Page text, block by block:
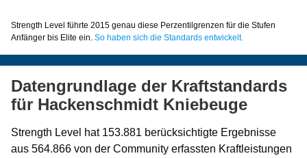
Strength Level führte 2015 genau diese Perzentilgrenzen für die Stufen
Anfänger bis Elite ein. So haben sich die Standards entwickelt.
Datengrundlage der Kraftstandards
für Hackenschmidt Kniebeuge
Strength Level hat 153.881 berücksichtigte Ergebnisse
aus 564.866 von der Community erfassten Kraftleistungen